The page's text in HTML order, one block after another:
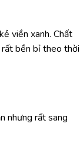
viền xanh. Chất
bền bỉ theo thời
nhưng rất sang